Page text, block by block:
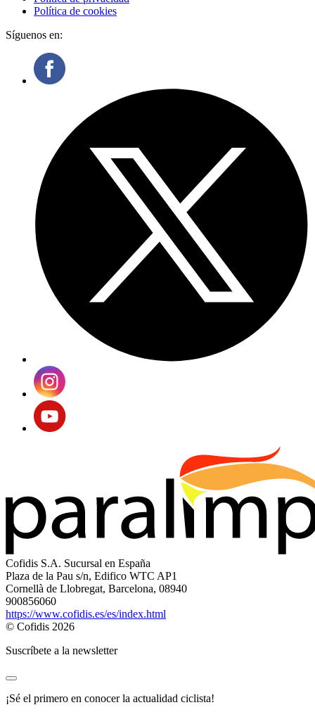
Política de cookies
Síguenos en:
Cofidis S.A. Sucursal en España
Plaza de la Pau s/n, Edifico WTC AP1
Cornellà de Llobregat, Barcelona, 08940
900856060
https://www.cofidis.es/es/index.html
© Cofidis 2026
Suscríbete a la newsletter
¡Sé el primero en conocer la actualidad ciclista!